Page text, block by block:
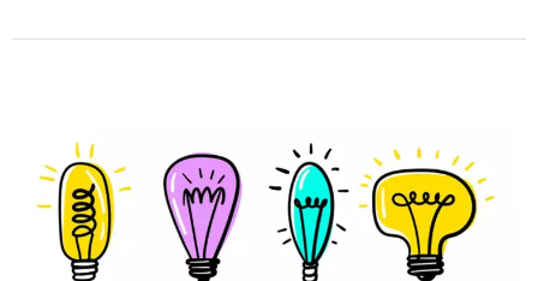
humør,
produktivitet
helse